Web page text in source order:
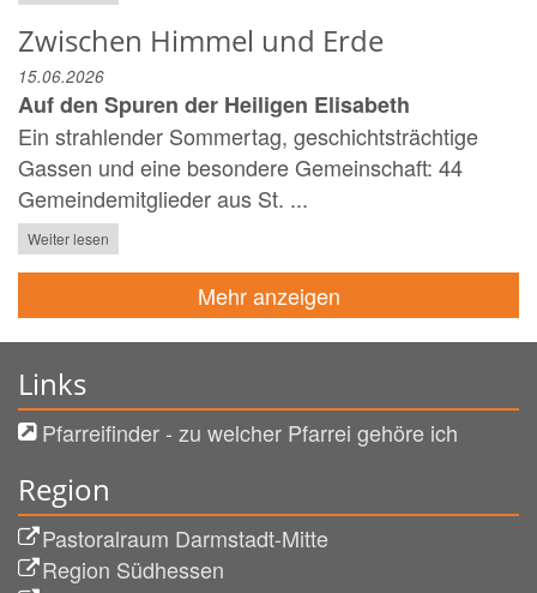
Zwischen Himmel und Erde
15.06.2026
Auf den Spuren der Heiligen Elisabeth
Ein strahlender Sommertag, geschichtsträchtige
Gassen und eine besondere Gemeinschaft: 44
Gemeindemitglieder aus St. ...
Weiter lesen
Mehr anzeigen
Links
Pfarreifinder - zu welcher Pfarrei gehöre ich
Region
Pastoralraum Darmstadt-Mitte
Region Südhessen